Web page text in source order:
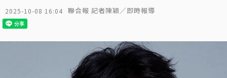
2025-10-08 16:04 聯合報 記者陳穎／即時報導